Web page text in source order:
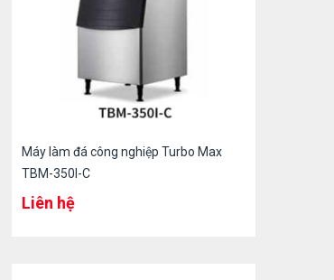
Máy làm đá công nghiệp Turbo Max
TBM-350I-C
Liên hệ